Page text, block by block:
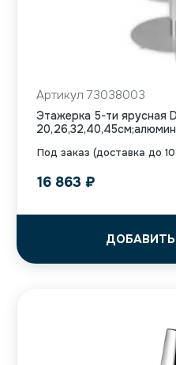
Под заказ (доставка до
Артикул 73038003
Этажерка 5-ти ярусная
16 863 ₽